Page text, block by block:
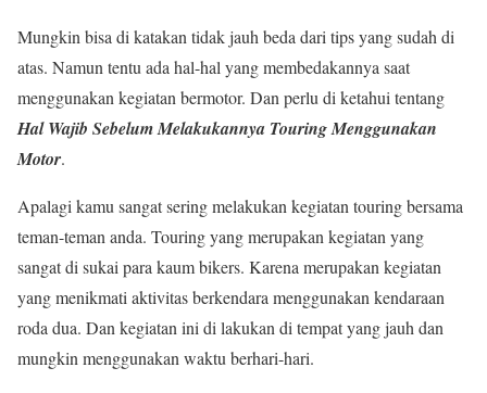
Mungkin bisa di katakan tidak jauh beda dari tips yang sudah di
atas. Namun tentu ada hal-hal yang membedakannya saat
menggunakan kegiatan bermotor. Dan perlu di ketahui tentang
Hal Wajib Sebelum Melakukannya Touring Menggunakan
Motor.
Apalagi kamu sangat sering melakukan kegiatan touring bersama
teman-teman anda. Touring yang merupakan kegiatan yang
sangat di sukai para kaum bikers. Karena merupakan kegiatan
yang menikmati aktivitas berkendara menggunakan kendaraan
roda dua. Dan kegiatan ini di lakukan di tempat yang jauh dan
mungkin menggunakan waktu berhari-hari.